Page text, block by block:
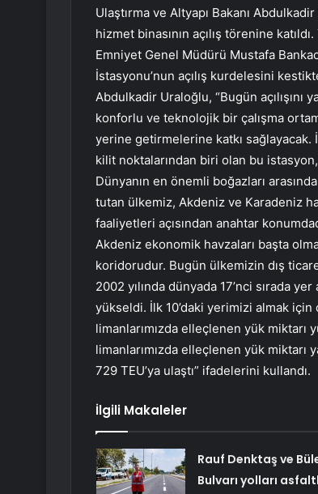
Ulaştırma ve Altyapı Bakanı
hizmet binasının açılış törenine
Emniyet Genel Müdürü Mustafa
İstasyonu’nun açılış kurdelesini
Abdulkadir Uraloğlu, “Bugün açılışını
konforlu ve teknolojik bir çalışma
yerine getirmelerine katkı sağlayacak.
kilit noktalarından biri olan bu
Dünyanın en önemli boğazları
tutan ülkemiz, Akdeniz ve Karadeniz
faaliyetleri açısından anahtar
Akdeniz ekonomik havzaları başta
koridorudur. Bugün ülkemizin dış
2002 yılında dünyada 17’nci sırada
yükseldi. İlk 10’daki yerimizi almak için
limanlarımızda elleçlenen yük miktarı
limanlarımızda elleçlenen yük
729 TEU’ya ulaştı” ifadelerini kullandı.
İlgili Makaleler
Rauf Denktaş ve
Bulvarı yolları